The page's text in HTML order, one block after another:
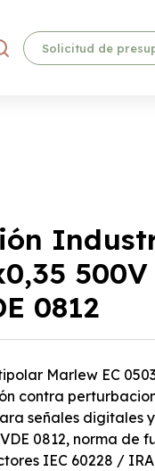
Solicitud de
0812
Marlew EC 0503
contra
señales digitales
0812, norma de
IEC 60228 /